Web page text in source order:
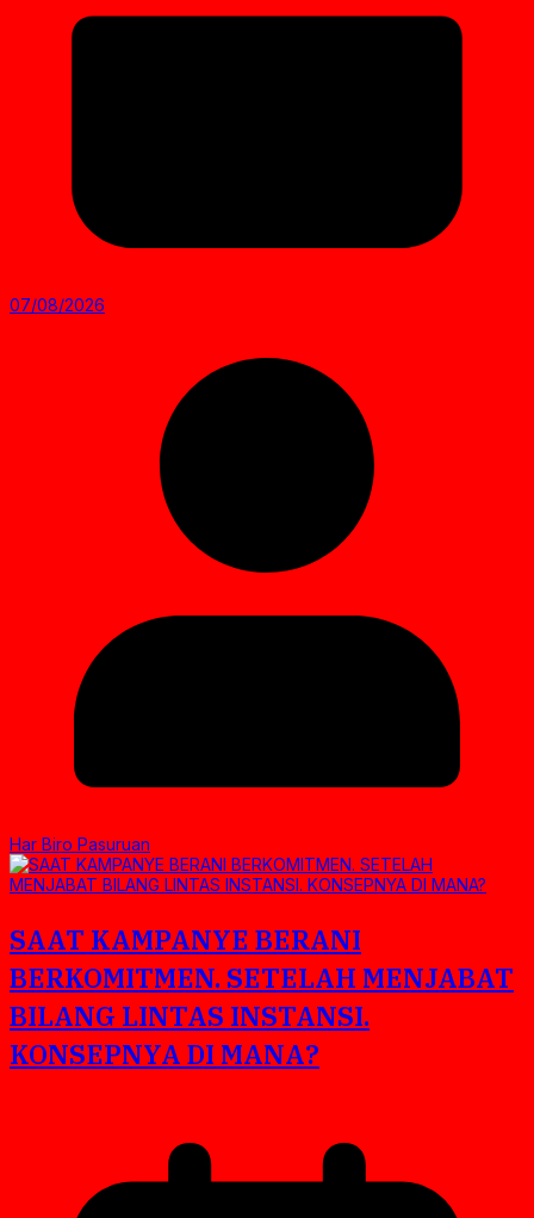
07/08/2026
Har Biro Pasuruan
SAAT KAMPANYE BERANI
BERKOMITMEN. SETELAH MENJABAT
BILANG LINTAS INSTANSI.
KONSEPNYA DI MANA?